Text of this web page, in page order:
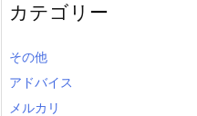
カテゴリー
その他
アドバイス
メルカリ